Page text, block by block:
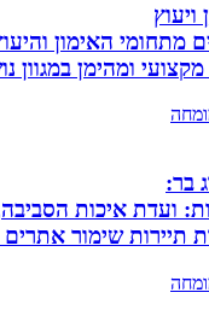
האימון והיעוץ,
ומהימן במגוון
איכות הסביבה,
שימור אתרים